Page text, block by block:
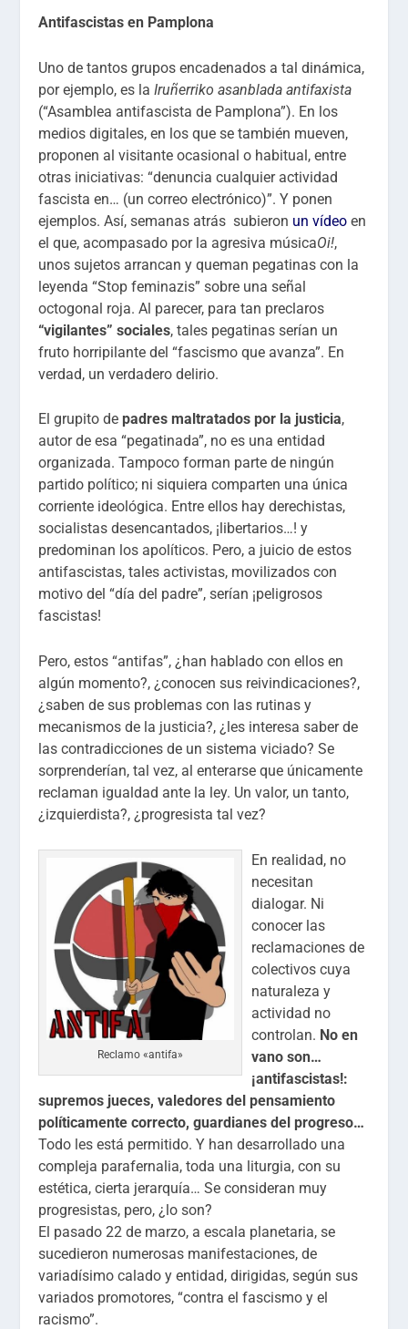
Antifascistas en Pamplona
Uno de tantos grupos encadenados a tal dinámica,
por ejemplo, es laIruñerriko asanblada antifaxista
(“Asamblea antifascista de Pamplona”). En los
medios digitales, en los que se también mueven,
proponen al visitante ocasional o habitual, entre
otras iniciativas: “denuncia cualquier actividad
fascista en… (un correo electrónico)”. Y ponen
ejemplos. Así, semanas atrás subieron un vídeo en
el que, acompasado por la agresiva músicaOi!,
unos sujetos arrancan y queman pegatinas con la
leyenda “Stop feminazis” sobre una señal
octogonal roja. Al parecer, para tan preclaros
“vigilantes” sociales, tales pegatinas serían un
fruto horripilante del “fascismo que avanza”. En
verdad, un verdadero delirio.
El grupito depadres maltratados por la justicia,
autor de esa “pegatinada”, no es una entidad
organizada. Tampoco forman parte de ningún
partido político; ni siquiera comparten una única
corriente ideológica. Entre ellos hay derechistas,
socialistas desencantados, ¡libertarios…! y
predominan los apolíticos. Pero, a juicio de estos
antifascistas, tales activistas, movilizados con
motivo del “día del padre”, serían ¡peligrosos
fascistas!
Pero, estos “antifas”, ¿han hablado con ellos en
algún momento?, ¿conocen sus reivindicaciones?,
¿saben de sus problemas con las rutinas y
mecanismos de la justicia?, ¿les interesa saber de
las contradicciones de un sistema viciado? Se
sorprenderían, tal vez, al enterarse que únicamente
reclaman igualdad ante la ley. Un valor, un tanto,
¿izquierdista?, ¿progresista tal vez?
Reclamo «antifa»
En realidad, no
necesitan
dialogar. Ni
conocer las
reclamaciones de
colectivos cuya
naturaleza y
actividad no
controlan. No en
vano son…
¡antifascistas!:
supremos jueces, valedores del pensamiento
políticamente correcto, guardianes del progreso…
Todo les está permitido. Y han desarrollado una
compleja parafernalia, toda una liturgia, con su
estética, cierta jerarquía… Se consideran muy
progresistas, pero, ¿lo son?
El pasado 22 de marzo, a escala planetaria, se
sucedieron numerosas manifestaciones, de
variadísimo calado y entidad, dirigidas, según sus
variados promotores, “contra el fascismo y el
racismo”.